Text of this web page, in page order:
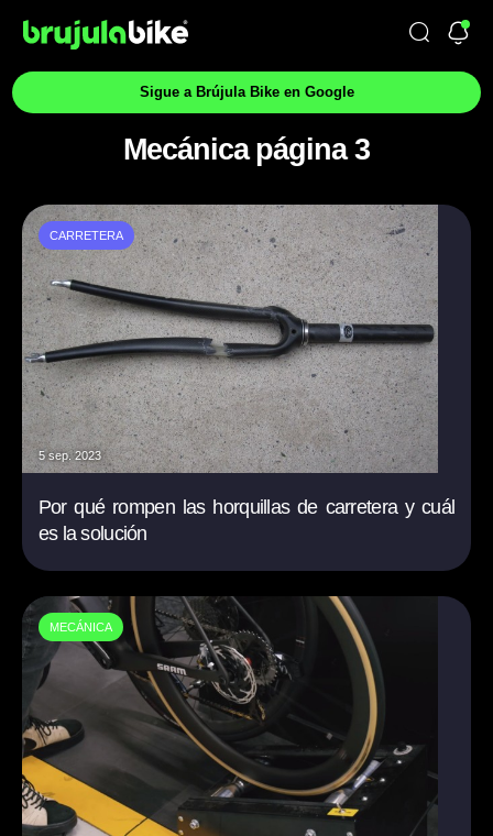
Sigue a Brújula Bike en Google
Mecánica página 3
CARRETERA
5 sep. 2023
Por qué rompen las horquillas de carretera y cuál
es la solución
MECÁNICA